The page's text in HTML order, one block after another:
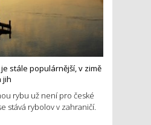
stále populárnější, v zimě
jih
rybu už není pro české
stává rybolov v zahraničí.